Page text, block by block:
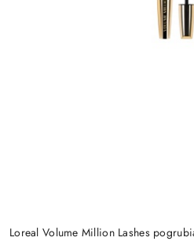
Loreal Volume Million Lashes